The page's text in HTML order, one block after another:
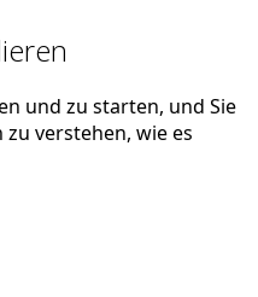
und zu starten, und Sie
verstehen, wie es